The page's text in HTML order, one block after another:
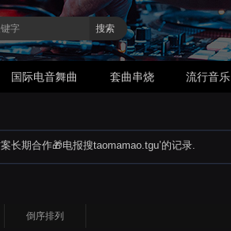
搜索
国际电音舞曲 套曲串烧 流行音乐
长期合作🎁电报搜taomamao.tgu’的记录.
倒序排列